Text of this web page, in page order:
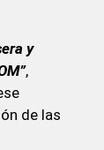
y
,
de las